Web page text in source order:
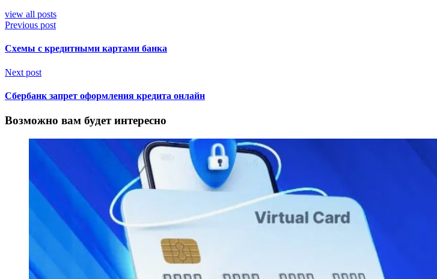
view all posts
Previous post
Схемы с кредитными картами банка
Next post
Сбербанк запрет оформления кредита онлайн
Возможно вам будет интересно